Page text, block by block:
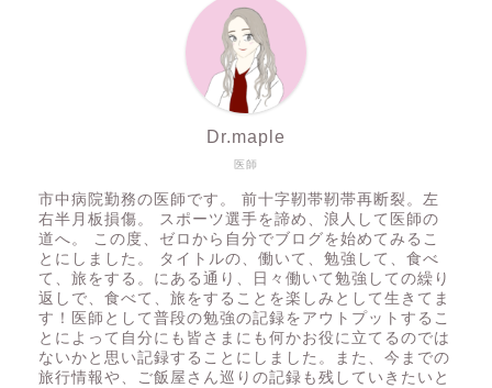
医師
Dr.maple
市中病院勤務の医師です。 前十字靭帯靭帯再断裂。左
右半月板損傷。 スポーツ選手を諦め、浪人して医師の
道へ。 この度、ゼロから自分でブログを始めてみるこ
とにしました。 タイトルの、働いて、勉強して、食べ
て、旅をする。にある通り、日々働いて勉強しての繰り
返しで、食べて、旅をすることを楽しみとして生きてま
す！医師として普段の勉強の記録をアウトプットするこ
とによって自分にも皆さまにも何かお役に立てるのでは
ないかと思い記録することにしました。また、今までの
旅行情報や、ご飯屋さん巡りの記録も残していきたいと